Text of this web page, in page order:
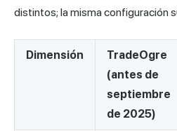
distintos; la misma configuración
Dimensión
TradeOgre
(antes de
septiembre
de 2025)